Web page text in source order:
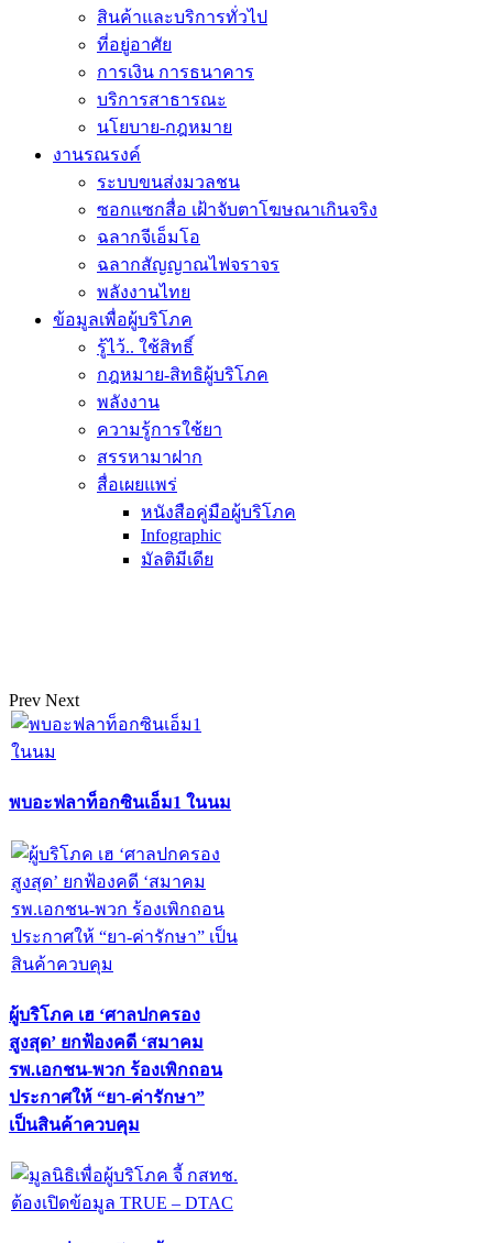
สินค้าและบริการทั่วไป
ที่อยู่อาศัย
การเงิน การธนาคาร
บริการสาธารณะ
นโยบาย-กฎหมาย
งานรณรงค์
ระบบขนส่งมวลชน
ซอกแซกสื่อ เฝ้าจับตาโฆษณาเกินจริง
ฉลากจีเอ็มโอ
ฉลากสัญญาณไฟจราจร
พลังงานไทย
ข้อมูลเพื่อผู้บริโภค
รู้ไว้.. ใช้สิทธิ์
กฎหมาย-สิทธิผู้บริโภค
พลังงาน
ความรู้การใช้ยา
สรรหามาฝาก
สื่อเผยแพร่
หนังสือคู่มือผู้บริโภค
Infographic
มัลติมีเดีย
Prev Next
พบอะฟลาท็อกซินเอ็ม1 ในนม
ผู้บริโภค เฮ ‘ศาลปกครอง
สูงสุด’ ยกฟ้องคดี ‘สมาคม
รพ.เอกชน-พวก ร้องเพิกถอน
ประกาศให้ “ยา-ค่ารักษา”
เป็นสินค้าควบคุม